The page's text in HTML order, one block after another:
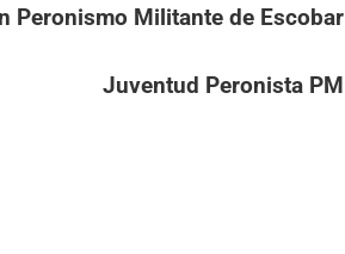
Peronismo Militante de Escobar
Juventud Peronista PM